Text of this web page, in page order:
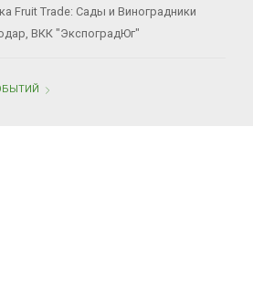
Fruit Trade: Сады и Виноградники
ВКК "ЭкспоградЮг"